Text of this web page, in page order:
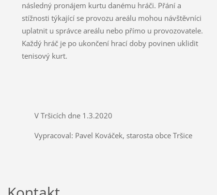
následný pronájem kurtu danému hráči. Přání a
stížnosti týkající se provozu areálu mohou návštěvníci
uplatnit u správce areálu nebo přímo u provozovatele.
Každý hráč je po ukončení hrací doby povinen uklidit
tenisový kurt.
V Tršicích dne 1.3.2020
Vypracoval: Pavel Kováček, starosta obce Tršice